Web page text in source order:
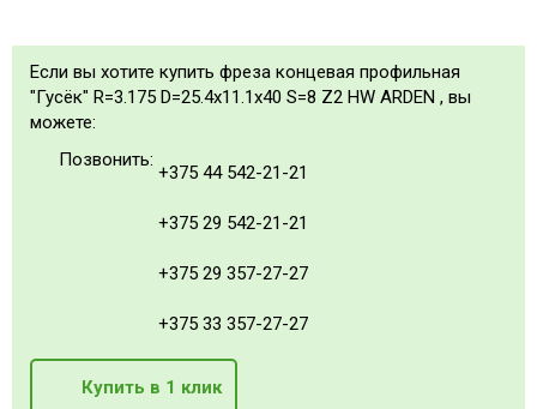
Если вы хотите купить фреза концевая профильная
"Гусёк" R=3.175 D=25.4x11.1x40 S=8 Z2 HW ARDEN , вы
можете:
Позвонить:
+375 44 542-21-21
+375 29 542-21-21
+375 29 357-27-27
+375 33 357-27-27
Купить в 1 клик